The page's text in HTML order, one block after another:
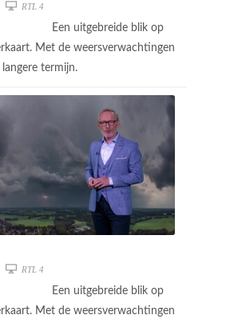
RTL 4
Een uitgebreide blik op
Met de weersverwachtingen
termijn.
RTL 4
Een uitgebreide blik op
Met de weersverwachtingen